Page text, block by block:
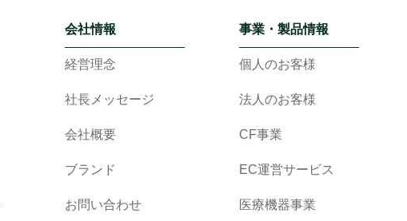
会社情報
経営理念
社長メッセージ
会社概要
ブランド
お問い合わせ
事業・製品情報
個人のお客様
法人のお客様
CF事業
EC運営サービス
医療機器事業